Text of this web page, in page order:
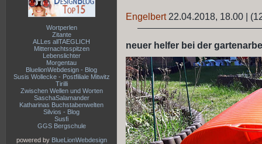
Wortperlen
Zitante
ALLes allTAEGLICH
Mitternachtsspitzen
Lebenslichter
Morgentau
BluelionWebdesign - Blog
Susis Wollecke - Postfiliale Mitwitz
Tirilli
Zwischen Wellen und Worten
SaschaSalamander
Katharinas Buchstabenwelten
Silvios - Blog
Susfi
GGS Bergschule
powered by BlueLionWebdesign
Engelbert 22.04.2018, 18.00
neuer helfer bei der